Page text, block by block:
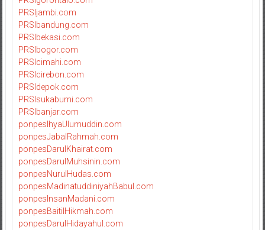
PRSIjambi.com
PRSIbandung.com
PRSIbekasi.com
PRSIbogor.com
PRSIcimahi.com
PRSIcirebon.com
PRSIdepok.com
PRSIsukabumi.com
PRSIbanjar.com
ponpesIhyaUlumuddin.com
ponpesJabalRahmah.com
ponpesDarulKhairat.com
ponpesDarulMuhsinin.com
ponpesNurulHudas.com
ponpesMadinatuddiniyahBabul.com
ponpesInsanMadani.com
ponpesBaitilHikmah.com
ponpesDarulHidayahul.com